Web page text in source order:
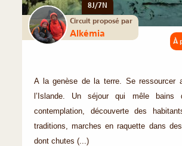
8J/7N
Circuit proposé par
Alkémia
À
A la genèse de la terre. Se ressourcer
l’Islande. Un séjour qui mêle bains
contemplation, découverte des
traditions, marches en raquette dans
dont chutes (...)